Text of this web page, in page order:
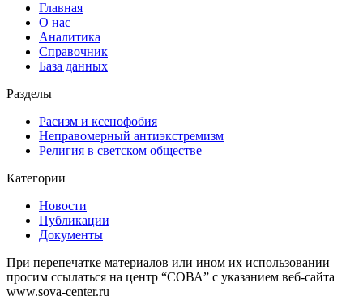
Главная
О нас
Аналитика
Справочник
База данных
Разделы
Расизм и ксенофобия
Неправомерный антиэкстремизм
Религия в светском обществе
Категории
Новости
Публикации
Документы
При перепечатке материалов или ином их использовании
просим ссылаться на центр “СОВА” с указанием веб-сайта
www.sova-center.ru